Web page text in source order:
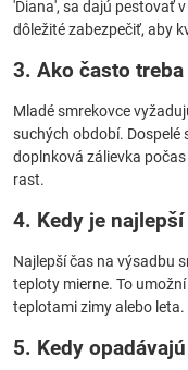
'Diana', sa dajú pestovať
dôležité zabezpečiť, aby
3. Ako často
Mladé smrekovce
suchých období. Dospelé
doplnková zálievka
rast.
4. Kedy je
Najlepší čas na výsadbu
teploty mierne. To
teplotami zimy alebo leta.
5. Kedy